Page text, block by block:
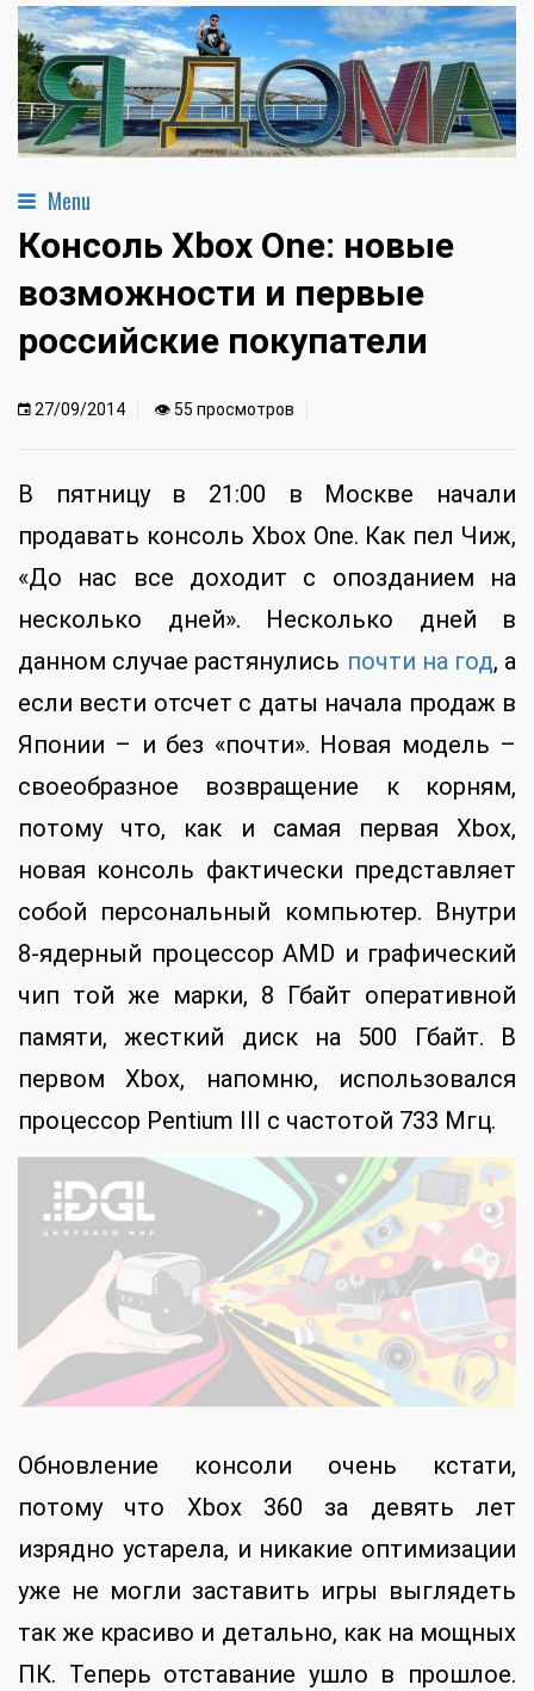
Menu
Консоль Xbox One: новые
возможности и первые
российские покупатели
27/09/2014 👁 55 просмотров
В пятницу в 21:00 в Москве начали
продавать консоль Xbox One. Как пел Чиж,
«До нас все доходит с опозданием на
несколько дней». Несколько дней в
данном случае растянулись почти на год, а
если вести отсчет с даты начала продаж в
Японии – и без «почти». Новая модель –
своеобразное возвращение к корням,
потому что, как и самая первая Xbox,
новая консоль фактически представляет
собой персональный компьютер. Внутри
8-ядерный процессор AMD и графический
чип той же марки, 8 Гбайт оперативной
памяти, жесткий диск на 500 Гбайт. В
первом Xbox, напомню, использовался
процессор Pentium III с частотой 733 Мгц.
Обновление консоли очень кстати,
потому что Xbox 360 за девять лет
изрядно устарела, и никакие оптимизации
уже не могли заставить игры выглядеть
так же красиво и детально, как на мощных
ПК. Теперь отставание ушло в прошлое.